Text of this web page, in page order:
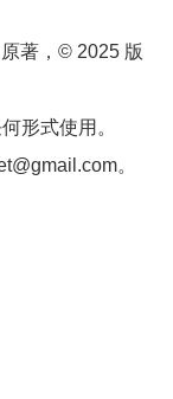
著，© 2025 版
形式使用。
。